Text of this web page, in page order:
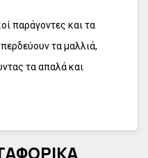
παράγοντες και τα
τα μαλλιά,
τα απαλά και
ενυδατώνουν την τρίχα,
στα μαλλιά.